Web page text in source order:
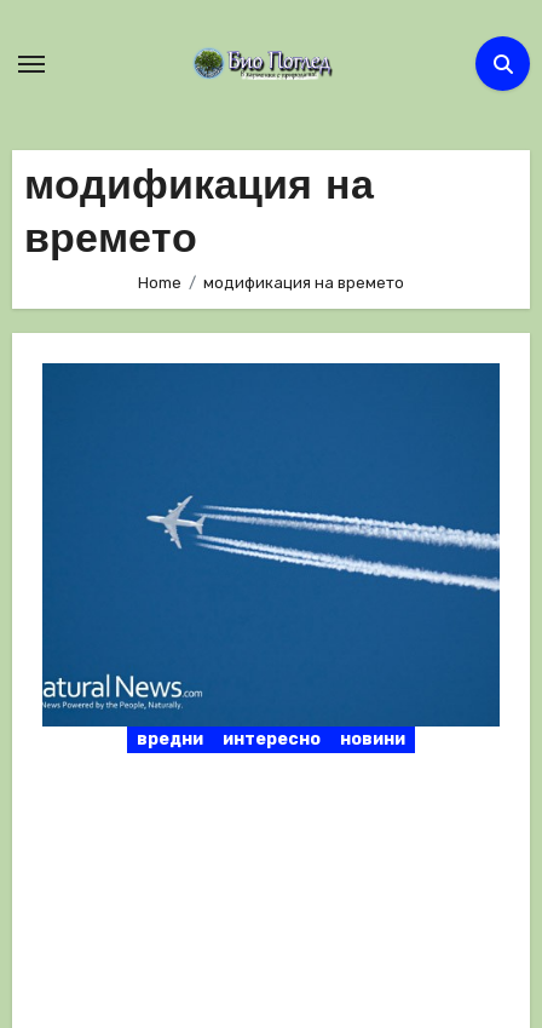
модификация на
времето
Home модификация на времето
вредни интересно новини